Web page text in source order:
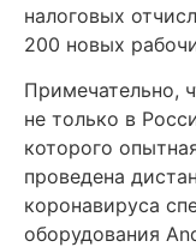
налоговых
200 новых
Примечательно,
не только в
которого
проведена
коронавируса
оборудования